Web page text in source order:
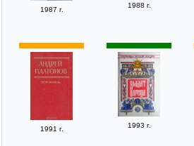
1987 г.
1988 г.
1991 г.
1993 г.